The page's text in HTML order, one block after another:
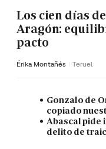
Los cien días
Aragón:
pacto
Érika Montañés Teruel
Gonzalo de
copiado
Abascal pide
delito de